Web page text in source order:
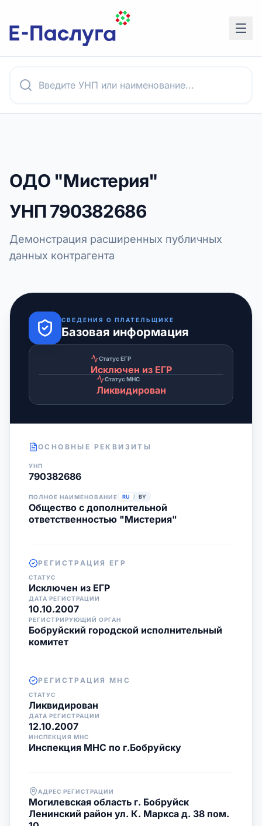
ОДО "Мистерия"
УНП790382686
Демонстрация расширенных публичных
данных контрагента
СВЕДЕНИЯ О ПЛАТЕЛЬЩИКЕ
Базовая информация
Статус ЕГР
Исключен из ЕГР
Статус МНС
Ликвидирован
ОСНОВНЫЕ РЕКВИЗИТЫ
УНП
790382686
ПОЛНОЕ НАИМЕНОВАНИЕ RU / BY
Общество с дополнительной
ответственностью "Мистерия"
РЕГИСТРАЦИЯ ЕГР
СТАТУС
Исключен из ЕГР
ДАТА РЕГИСТРАЦИИ
10.10.2007
РЕГИСТРИРУЮЩИЙ ОРГАН
Бобруйский городской исполнительный
комитет
РЕГИСТРАЦИЯ МНС
СТАТУС
Ликвидирован
ДАТА РЕГИСТРАЦИИ
12.10.2007
ИНСПЕКЦИЯ МНС
Инспекция МНС по г.Бобруйску
АДРЕС РЕГИСТРАЦИИ
Могилевская область г. Бобруйск
Ленинский район ул. К. Маркса д. 38 пом.